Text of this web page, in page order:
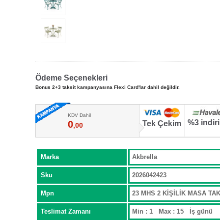
Ödeme Seçenekleri
Bonus 2+3 taksit kampanyasına Flexi Card'lar dahil değildir.
KDV Dahil
0,00 Tek Çekim %3
Marka Akbrella
Sku 2026042423
Mpn 23 MHS 2 KİŞİLİK MASA
Teslimat Zamanı Min : 1 Max : 15 İş günü